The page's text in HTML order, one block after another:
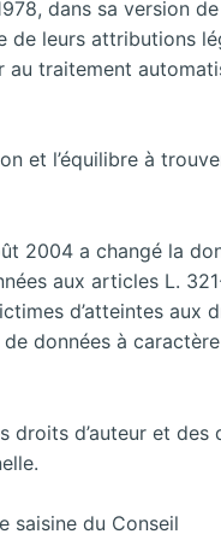
dans sa version
leurs attributions
traitement
et l’équilibre à
2004 a changé la
aux articles L.
d’atteintes aux
données à
d’auteur et
saisine du Conseil